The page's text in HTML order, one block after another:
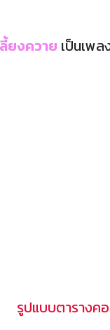
ยงควาย เป็นเพ
รูปแบบตารางค